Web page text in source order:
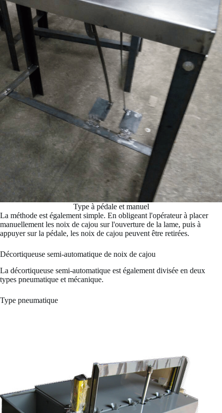
Type à pédale et manuel
La méthode est également simple. En obligeant l'opérateur à placer
manuellement les noix de cajou sur l'ouverture de la lame, puis à
appuyer sur la pédale, les noix de cajou peuvent être retirées.
Décortiqueuse semi-automatique de noix de cajou
La décortiqueuse semi-automatique est également divisée en deux
types pneumatique et mécanique.
Type pneumatique